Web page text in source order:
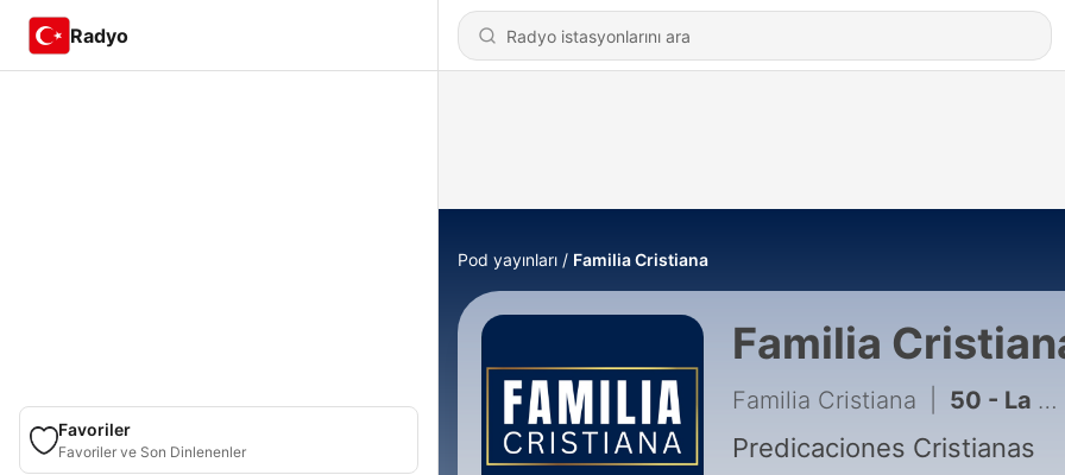
Radyo
Favoriler
Favoriler ve Son Dinlenenler
Pod yayınları Familia Cristiana
Familia
Familia Cristiana 50 - La Mesa Del Rescate- Lucas Bressan
Predicaciones Cristianas